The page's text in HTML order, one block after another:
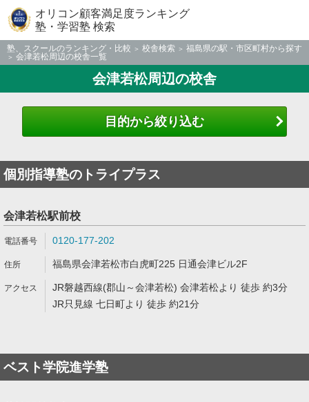
オリコン顧客満足度ランキング
塾・学習塾 検索
塾、スクールのランキング・比較 校舎検索
福島県の駅・市区町村から探す
会津若松周辺の校舎一覧
会津若松周辺の校舎
目的から絞り込む
個別指導塾のトライプラス
会津若松駅前校
0120-177-202
福島県会津若松市白虎町225 日通会津ビル2F
JR磐越西線(郡山～会津若松) 会津若松より 徒歩 約3分
JR只見線 七日町より 徒歩 約21分
ベスト学院進学塾